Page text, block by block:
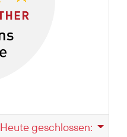
Heute geschlossen: